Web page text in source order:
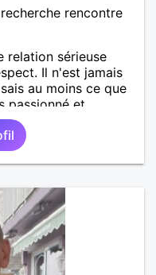
rencontre
relation sérieuse
Il n'est jamais
au moins ce que
passionné et
de prendre la vie
d'honnête, de
vraies valeurs
tout partager